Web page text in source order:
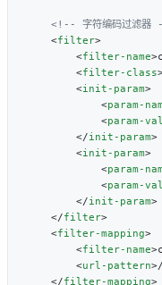
    <
filter
        <
filter-name
        <
filter-class
        <
init-param
            <
param-
            <
param-
        </
init-param
        <
init-param
            <
param-
            <
param-
        </
init-param
    </
filter
    <
filter-mapping
        <
filter-name
        <
url-pattern
    </
filter-mapping